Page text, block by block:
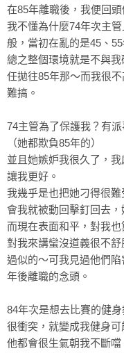
在85年離職後，我便回頭
我不懂為什麼74年次主
般，當初在亂的是45、55
總之整個環境就是不與
任拋往85年那～而我很
難搞。
74主管為了保護我？有
（她都欺負85年的）
並且她嫉妒我很久了，
讓我更好。
我幾乎是也把她刁得很
會我就被動回擊釘回去
而現在表面和平，對我
對我來講蠻沒道義很不
過似的～可我見過他們
年後離職的念頭。
84年次是想去比賽的健
很衝突，就變成我健身
他都會很生氣朝我不斷